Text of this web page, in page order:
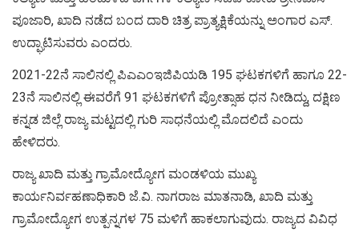
ಪೂಜಾರಿ, ಖಾದಿ ನಡೆದ ಬಂದ ದಾರಿ ಚಿತ್ರ ಪ್ರಾತ್ಯಕ್ಷಿಕೆಯನ್ನು ಅಂಗಾರ ಎಸ್.
ಉದ್ಘಾಟಿಸುವರು ಎಂದರು.
2021-22ನೆ ಸಾಲಿನಲ್ಲಿ ಪಿಎಎಂಇಜಿಪಿಯಡಿ 195 ಘಟಕಗಳಿಗೆ ಹಾಗೂ 22-
23ನೆ ಸಾಲಿನಲ್ಲಿ ಈವರೆಗೆ 91 ಘಟಕಗಳಿಗೆ ಪ್ರೋತ್ಸಾಹ ಧನ ನೀಡಿದ್ದು, ದಕ್ಷಿಣ
ಕನ್ನಡ ಜಿಲ್ಲೆ ರಾಜ್ಯ ಮಟ್ಟದಲ್ಲಿ ಗುರಿ ಸಾಧನೆಯಲ್ಲಿ ಮೊದಲಿದೆ ಎಂದು
ಹೇಳಿದರು.
ರಾಜ್ಯ ಖಾದಿ ಮತ್ತು ಗ್ರಾಮೋದ್ಯೋಗ ಮಂಡಳಿಯ ಮುಖ್ಯ
ಕಾರ್ಯನಿರ್ವಹಣಾಧಿಕಾರಿ ಜೆ.ವಿ. ನಾಗರಾಜ ಮಾತನಾಡಿ, ಖಾದಿ ಮತ್ತು
ಗ್ರಾಮೋದ್ಯೋಗ ಉತ್ಪನ್ನಗಳ 75 ಮಳಿಗೆ ಹಾಕಲಾಗುವುದು. ರಾಜ್ಯದ ವಿವಿಧ